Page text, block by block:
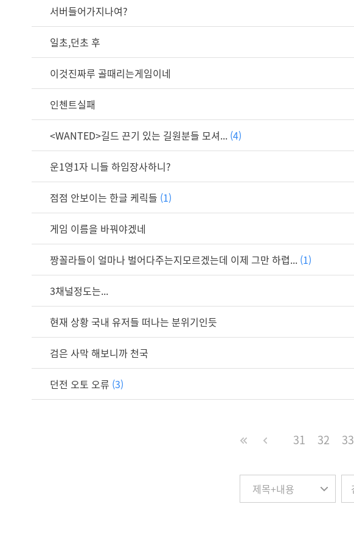
서버들어가지나여?
일초,던초 후
이것진짜루 골때리는게임이네
인첸트실패
<WANTED>길드 끈기 있는 길원분들 모셔... (4)
운1영1자 니들 하임장사하니?
점점 안보이는 한글 케릭들 (1)
게임 이름을 바꿔야겠네
짱꼴라들이 얼마나 벌어다주는지모르겠는데 이제 그만 하렵... (1)
3채널정도는...
현재 상황 국내 유저들 떠나는 분위기인듯
검은 사막 해보니까 천국
던전 오토 오류 (3)
31 32 33